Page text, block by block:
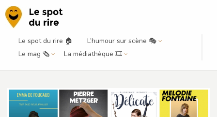
Le spot du rire 🏠
L’humour sur scène 🎭
Le mag 🗞️
La médiathèque 🎞️
8 spectacles à voir à la Petite Loge